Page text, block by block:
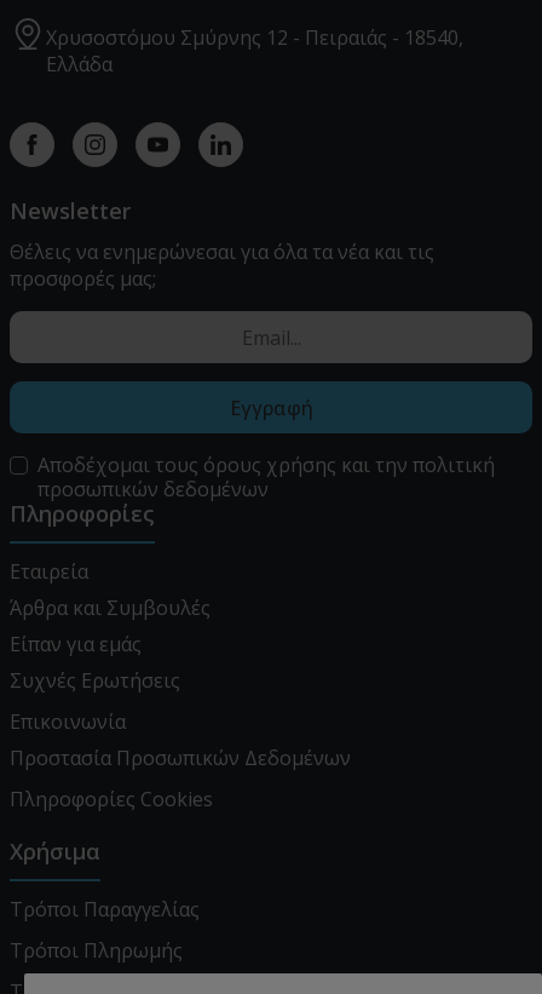
Χρυσοστόμου Σμύρνης 12 - Πειραιάς - 18540,
Ελλάδα
Facebookinstagramyoutube linkedin
Newsletter
Θέλεις να ενημερώνεσαι για όλα τα νέα και τις
προσφορές μας;
Εγγραφή
Αποδέχομαι τους όρους χρήσης και την πολιτική
προσωπικών δεδομένων
Πληροφορίες
Εταιρεία
Άρθρα και Συμβουλές
Είπαν για εμάς
Συχνές Ερωτήσεις
Επικοινωνία
Προστασία Προσωπικών Δεδομένων
Πληροφορίες Cookies
Χρήσιμα
Τρόποι Παραγγελίας
Τρόποι Πληρωμής